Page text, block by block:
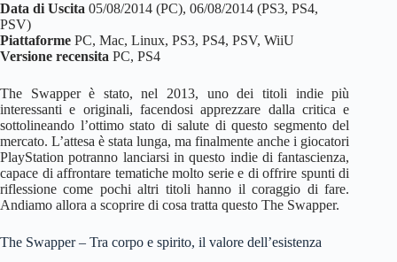
Data di Uscita 05/08/2014 (PC), 06/08/2014 (PS3, PS4,
PSV)
Piattaforme PC, Mac, Linux, PS3, PS4, PSV, WiiU
Versione recensita PC, PS4
The Swapper è stato, nel 2013, uno dei titoli indie più
interessanti e originali, facendosi apprezzare dalla critica e
sottolineando l’ottimo stato di salute di questo segmento del
mercato. L’attesa è stata lunga, ma finalmente anche i giocatori
PlayStation potranno lanciarsi in questo indie di fantascienza,
capace di affrontare tematiche molto serie e di offrire spunti di
riflessione come pochi altri titoli hanno il coraggio di fare.
Andiamo allora a scoprire di cosa tratta questo The Swapper.
The Swapper – Tra corpo e spirito, il valore dell’esistenza